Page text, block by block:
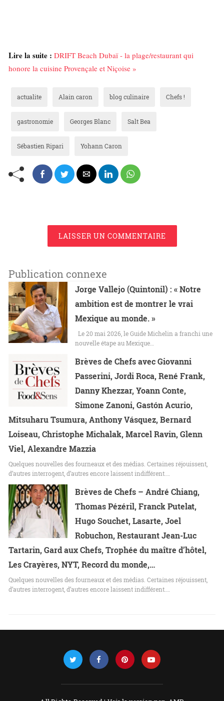
Lire la suite : DRIFT Beach Dubaï - la plage/restaurant qui
honore la cuisine Provençale et Niçoise »
actualite Alain caron blog culinaire Chefs !
gastronomie Georges Blanc Salt Bea
Sébastien Ripari Yohann Caron
LAISSER UN COMMENTAIRE
Publication connexe
Jorge Vallejo (Quintonil) : « Notre
ambition est de montrer le vrai
Mexique au monde. »
Le 20 mai 2026, le Guide Michelin a franchi une
nouvelle étape au Mexique…
Brèves de Chefs avec Giovanni
Passerini, Jordi Roca, René Frank,
Danny Khezzar, Yoann Conte,
Simone Zanoni, Gastón Acurio,
Mitsuharu Tsumura, Anthony Vásquez, Bernard
Loiseau, Christophe Michalak, Marcel Ravin, Glenn
Viel, Alexandre Mazzia
Quelques nouvelles des fourneaux et des médias. Certaines réjouissent,
d’autres interrogent, d’autres encore laissent indifférent.…
Brèves de Chefs – André Chiang,
Thomas Pézéril, Franck Putelat,
Hugo Souchet, Lasarte, Joel
Robuchon, Restaurant Jean-Luc
Tartarin, Gard aux Chefs, Trophée du maître d’hôtel,
Les Crayères, NYT, Record du monde,…
Quelques nouvelles des fourneaux et des médias. Certaines réjouissent,
d’autres interrogent, d’autres encore laissent indifférent.…